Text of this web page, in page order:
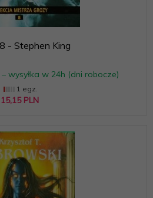
- Stephen King
wysyłka w 24h (dni robocze)
1 egz.
15,15 PLN